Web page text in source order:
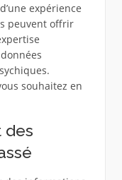
expérience
peuvent offrir
souhaitez en
des